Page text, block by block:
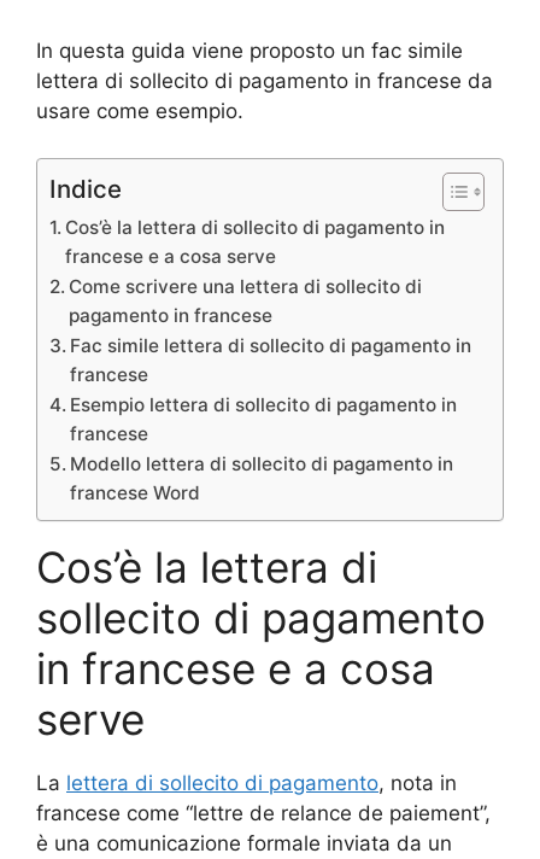
In questa guida viene proposto un fac simile
lettera di sollecito di pagamento in francese da
usare come esempio.
Indice
Cos’è la lettera di sollecito di pagamento in
francese e a cosa serve
Come scrivere una lettera di sollecito di
pagamento in francese
Fac simile lettera di sollecito di pagamento in
francese
Esempio lettera di sollecito di pagamento in
francese
Modello lettera di sollecito di pagamento in
francese Word
Cos’è la lettera di
sollecito di pagamento
in francese e a cosa
serve
La lettera di sollecito di pagamento, nota in
francese come “lettre de relance de paiement”,
è una comunicazione formale inviata da un